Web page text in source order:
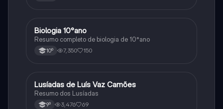
Biologia
Biologia 10°ano
Resumo completo de biologia de 10°ano
10º 7,350 150
Português
Lusíadas de Luís Vaz Camões
Resumo dos Lusíadas
9º 3,476 69